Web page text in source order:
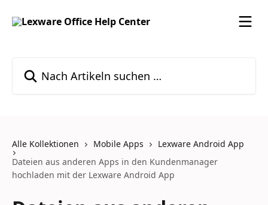
Alle Kollektionen Mobile Apps
Lexware Android App
Dateien aus anderen Apps in den Kundenmanager
hochladen mit der Lexware Android App